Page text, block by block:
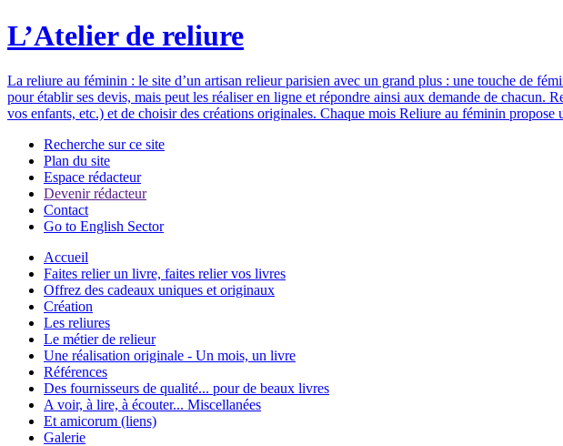
L’Atelier de reliure
La reliure au féminin : le site d’un artisan relieur parisien avec un grand plus : une touche de
pour établir ses devis, mais peut les réaliser en ligne et répondre ainsi aux demande de chacun.
vos enfants, etc.) et de choisir des créations originales. Chaque mois Reliure au féminin propose
Recherche sur ce site
Plan du site
Espace rédacteur
Devenir rédacteur
Contact
Go to English Sector
Accueil
Faites relier un livre, faites relier vos livres
Offrez des cadeaux uniques et originaux
Création
Les reliures
Le métier de relieur
Une réalisation originale - Un mois, un livre
Références
Des fournisseurs de qualité... pour de beaux livres
A voir, à lire, à écouter... Miscellanées
Et amicorum (liens)
Galerie